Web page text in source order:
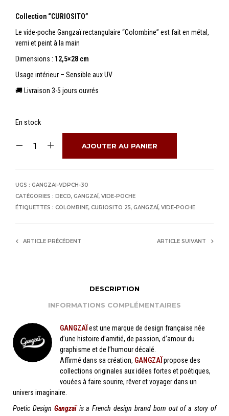
Collection “CURIOSITO”
Le vide-poche Gangzaï rectangulaire “Colombine” est fait en métal,
verni et peint à la main
Dimensions : 12,5×28 cm
Usage intérieur – Sensible aux UV
🚚 Livraison 3-5 jours ouvrés
En stock
AJOUTER AU PANIER
UGS : GANGZAI-VDPCH-30
CATÉGORIES : DECO, GANGZAÏ, VIDE-POCHE
ÉTIQUETTES : COLOMBINE, CURIOSITO 25, GANGZAÏ, VIDE-POCHE
ARTICLE PRÉCÉDENT ARTICLE SUIVANT
DESCRIPTION
INFORMATIONS COMPLÉMENTAIRES
GANGZAÏ est une marque de design française née
d’une histoire d’amitié, de passion, d’amour du
graphisme et de l’humour décalé.
Affirmé dans sa création, GANGZAÏ propose des
collections originales aux idées fortes et poétiques,
vouées à faire sourire, rêver et voyager dans un
univers imaginaire.
Poetic Design Gangzaïis a French design brand born out of a story of